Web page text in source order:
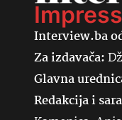
Interview.ba
Za izdavača:
Glavna
Redakcija i